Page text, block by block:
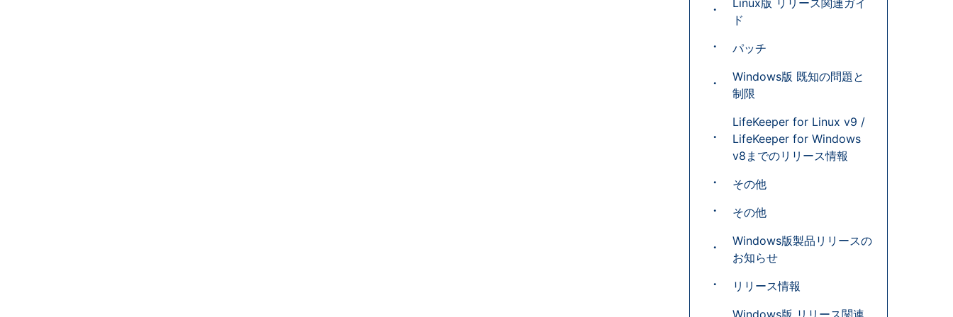
Linux版 リリース関連ガイ
ド
パッチ
Windows版 既知の問題と
制限
LifeKeeper for Linux v9 /
LifeKeeper for Windows
v8までのリリース情報
その他
その他
Windows版製品リリースの
お知らせ
リリース情報
Windows版 リリース関連